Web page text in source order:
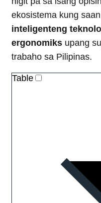
ekosistema kung
inteligenteng
ergonomiks upang
trabaho sa Pilipinas.
Table